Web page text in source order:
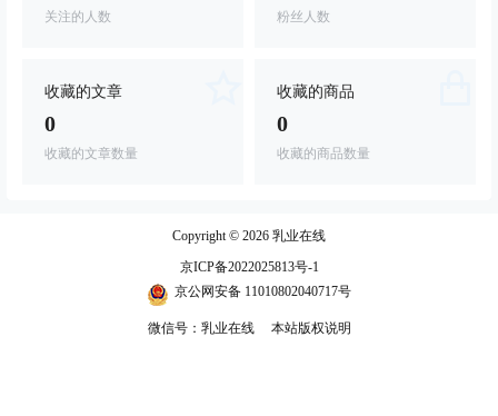
关注的人数 粉丝人数
收藏的文章
0
收藏的文章数量
收藏的商品
0
收藏的商品数量
Copyright © 2026 乳业在线
京ICP备2022025813号-1
京公网安备 11010802040717号
微信号：乳业在线 本站版权说明